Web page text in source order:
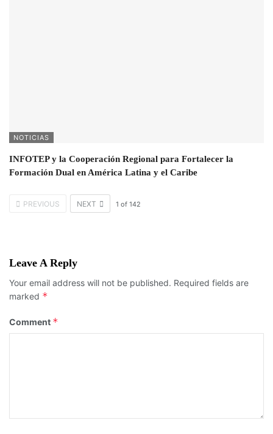
NOTICIAS
INFOTEP y la Cooperación Regional para Fortalecer la
Formación Dual en América Latina y el Caribe
PREVIOUS NEXT 1 of 142
Leave A Reply
Your email address will not be published. Required fields are
marked *
Comment *